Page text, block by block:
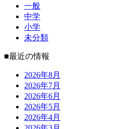
一般
中学
小学
未分類
■最近の情報
2026年8月
2026年7月
2026年6月
2026年5月
2026年4月